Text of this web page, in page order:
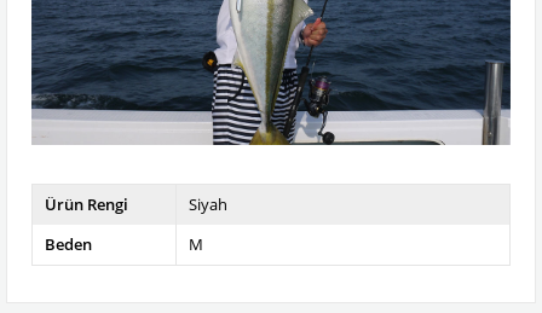
Ürün Rengi
Siyah
Beden
M